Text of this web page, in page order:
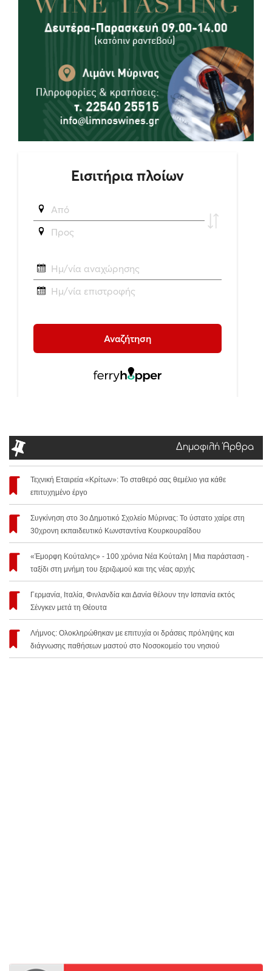
Δημοφιλή Άρθρα
Τεχνική Εταιρεία «Κρίτων»: Το σταθερό σας θεμέλιο για κάθε
επιτυχημένο έργο
Συγκίνηση στο 3ο Δημοτικό Σχολείο Μύρινας: Το ύστατο χαίρε στη
30χρονη εκπαιδευτικό Κωνσταντίνα Κουρκουραΐδου
«Έμορφη Κούταλης» - 100 χρόνια Νέα Κούταλη | Μια παράσταση -
ταξίδι στη μνήμη του ξεριζωμού και της νέας αρχής
Γερμανία, Ιταλία, Φινλανδία και Δανία θέλουν την Ισπανία εκτός
Σένγκεν μετά τη Θέουτα
Λήμνος: Ολοκληρώθηκαν με επιτυχία οι δράσεις πρόληψης και
διάγνωσης παθήσεων μαστού στο Νοσοκομείο του νησιού